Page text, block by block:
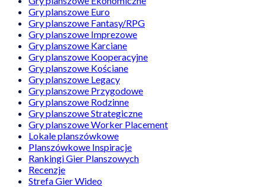
Gry planszowe Euro
Gry planszowe Fantasy/RPG
Gry planszowe Imprezowe
Gry planszowe Karciane
Gry planszowe Kooperacyjne
Gry planszowe Kościane
Gry planszowe Legacy
Gry planszowe Przygodowe
Gry planszowe Rodzinne
Gry planszowe Strategiczne
Gry planszowe Worker Placement
Lokale planszówkowe
Planszówkowe Inspiracje
Rankingi Gier Planszowych
Recenzje
Strefa Gier Wideo